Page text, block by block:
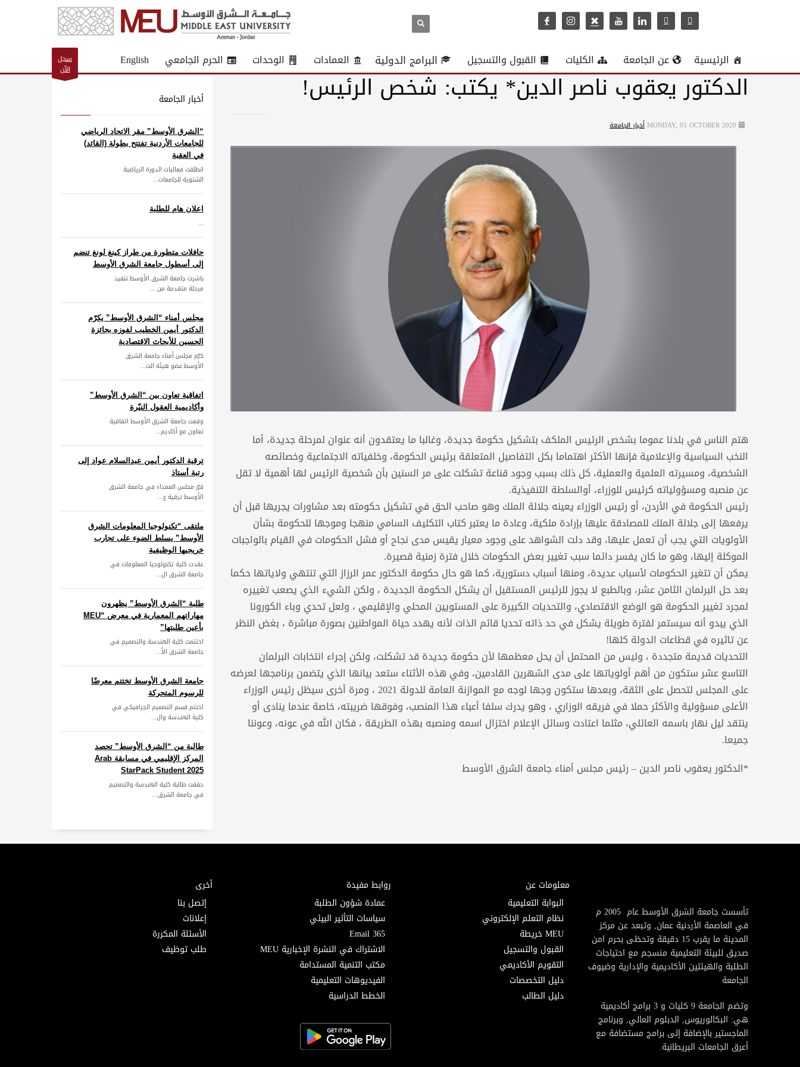
الرئيسية عن الجامعة الكليات القبول والتسجيل البرامج الدولية العمادات الوحدات الحرم الجامعي English
سجل
الآن
الدكتور يعقوب ناصر الدين* يكتب: شخص الرئيس!
MONDAY, 05 OCTOBER 2020أخبار الجامعة
هتم الناس في بلدنا عموما بشخص الرئيس الملكف بتشكيل حكومة جديدة، وغالبا ما يعتقدون أنه عنوان لمرحلة جديدة، أما
النخب السياسية والإعلامية فإنها الأكثر اهتماما بكل التفاصيل المتعلقة برئيس الحكومة، وخلفياته الاجتماعية وخصائصه
الشخصية، ومسيرته العلمية والعملية، كل ذلك بسبب وجود قناعة تشكلت على مر السنين بأن شخصية الرئيس لها أهمية لا تقل
عن منصبه ومسؤولياته كرئيس للوزراء، أوالسلطة التنفيذية.
رئيس الحكومة في الأردن، أو رئيس الوزراء يعينه جلالة الملك وهو صاحب الحق في تشكيل حكومته بعد مشاورات يجريها قبل أن
يرفعها إلى جلالة الملك للمصادقة عليها بإرادة ملكية، وعادة ما يعتبر كتاب التكليف السامي منهجا وموجها للحكومة بشأن
الأولويات التي يجب أن تعمل عليها، وقد دلت الشواهد على وجود معيار يقيس مدى نجاح أو فشل الحكومات في القيام بالواجبات
الموكلة إليها، وهو ما كان يفسر دائما سبب تغيير بعض الحكومات خلال فترة زمنية قصيرة.
يمكن أن تتغير الحكومات لأسباب عديدة، ومنها أسباب دستورية، كما هو حال حكومة الدكتور عمر الرزاز التي تنتهي ولاياتها حكما
بعد حل البرلمان الثامن عشر، وبالطبع لا يجوز للرئيس المستقيل أن يشكل الحكومة الجديدة ، ولكن الشيء الذي يصعب تغييره
لمجرد تغيير الحكومة هو الوضع الاقتصادي، والتحديات الكبيرة على المستويين المحلي والإقليمي ، ولعل تحدي وباء الكورونا
الذي يبدو أنه سيستمر لفترة طويلة يشكل في حد ذاته تحديا قائم الذات لأنه يهدد حياة المواطنين بصورة مباشرة ، بغض النظر
عن تاثيره في قطاعات الدولة كلها!
التحديات قديمة متجددة ، وليس من المحتمل أن يحل معظمها لأن حكومة جديدة قد تشكلت، ولكن إجراء انتخابات البرلمان
التاسع عشر ستكون من أهم أولوياتها على مدى الشهرين القادمين، وفي هذه الأثناء ستعد بيانها الذي يتضمن برنامجها لعرضه
على المجلس لتحصل على الثقة، وبعدها ستكون وجها لوجه مع الموازنة العامة للدولة 2021 ، ومرة أخرى سيظل رئيس الوزراء
الأعلى مسؤولية والأكثر حملا في فريقه الوزاري ، وهو يدرك سلفا أعباء هذا المنصب، وفوقها ضريبته، خاصة عندما ينادى أو
ينتقد ليل نهار باسمه العائلي، مثلما اعتادت وسائل الإعلام اختزال اسمه ومنصبه بهذه الطريقة ، فكان الله في عونه، وعوننا
جميعا.
*الدكتور يعقوب ناصر الدين – رئيس مجلس أمناء جامعة الشرق الأوسط
أخبار الجامعة
“الشرق الأوسط” مقر الاتحاد الرياضي
للجامعات الأردنية تفتتح بطولة (القائد)
في العقبة
انطلقت فعاليات الدورة الرياضية
الشتوية للجامعات...
اعلان هام للطلبة
...
حافلات متطورة من طراز كينغ لونغ تنضم
إلى أسطول جامعة الشرق الأوسط
باشرت جامعة الشرق الأوسط تنفيذ
مرحلة متقدمة من ...
مجلس أمناء “الشرق الأوسط” يكرّم
الدكتور أيمن الخطيب لفوزه بجائزة
الحسين للأبحاث الاقتصادية
كرّم مجلس أمناء جامعة الشرق
الأوسط عضو هيئة الت...
اتفاقية تعاون بين “الشرق الأوسط”
وأكاديمية العقول النيّرة
وقعت جامعة الشرق الأوسط اتفاقية
تعاون مع أكاديم...
ترقية الدكتور أيمن عبدالسلام عواد إلى
رتبة أستاذ
قرّر مجلس العمداء في جامعة الشرق
الأوسط ترقية ع...
ملتقى “تكنولوجيا المعلومات الشرق
الأوسط” يسلط الضوء على تجارب
خريجيها الوظيفية
عقدت كلية تكنولوجيا المعلومات في
جامعة الشرق ال...
طلبة “الشرق الأوسط” يظهرون
مهاراتهم المعمارية في معرض “MEU
بأعين طلبتها”
اختتمت كلية الهندسة والتصميم في
جامعة الشرق الأ...
جامعة الشرق الأوسط تختتم معرضًا
للرسوم المتحركة
اختتم قسم التصميم الجرافيكي في
كلية الهندسة وال...
طالبة من “الشرق الأوسط” تحصد
المركز الإقليمي في مسابقة Arab
StarPack Student 2025
حققت طالبة كلية الهندسة والتصميم
في جامعة الشرق...
تأسست جامعة الشرق الأوسط عام 2005 م
في العاصمة الأردنية عمان, وتبعد عن مركز
المدينة ما يقرب 15 دقيقة وتحظى بحرم امن
صديق للبيئة التعليمية منسجم مع احتياجات
الطلبة والهيئتين الأكاديمية والإدارية وضيوف
الجامعة
وتضم الجامعة 9 كليات و 3 برامج أكاديمية
هي: البكالوريوس, الدبلوم العالي, وبرنامج
الماجستير بالإضافة إلى برامج مستضافة مع
أعرق الجامعات البريطانية.
معلومات عن
البوابة التعليمية
نظام التعلم الإلكتروني
MEU خريطة
القبول والتسجيل
التقويم الأكاديمي
دليل التخصصات
دليل الطالب
روابط مفيدة
عمادة شؤون الطلبة
سياسات التأثير البيئي
Email 365
الاشتراك في النشرة الإخبارية MEU
مكتب التنمية المستدامة
الفيديوهات التعليمية
الخطط الدراسية
أخرى
إتصل بنا
إعلانات
الأسئلة المكررة
طلب توظيف